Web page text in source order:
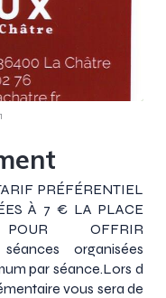
PRÉFÉRENTIEL
À 7 € LA PLACE
OFFRIR
organisées
par séance.Lors d
vous sera de